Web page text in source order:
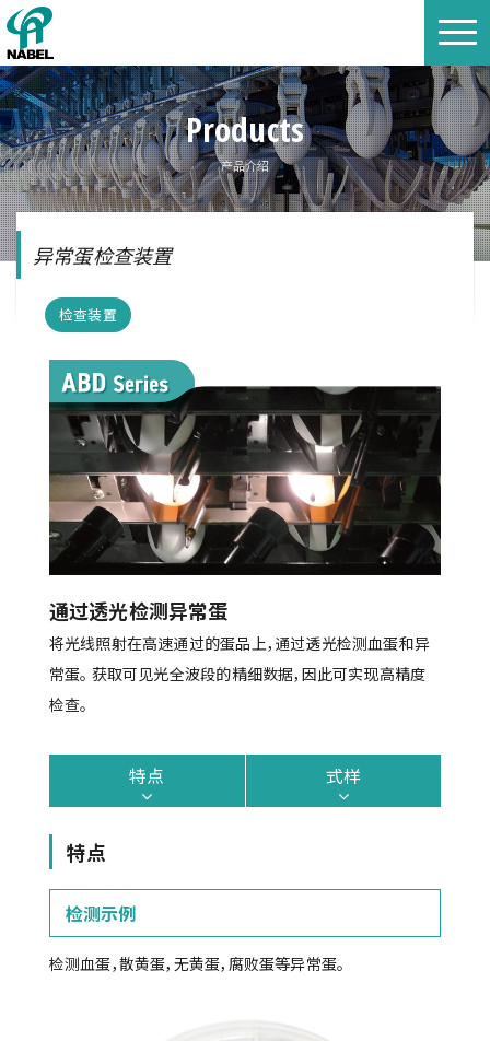
Products
产品介绍
异常蛋检查装置
检查装置
通过透光检测异常蛋
将光线照射在高速通过的蛋品上，通过透光检测血蛋和异
常蛋。 获取可见光全波段的精细数据，因此可实现高精度
检查。
特点 式样
特点
检测示例
检测血蛋，散黄蛋，无黄蛋，腐败蛋等异常蛋。